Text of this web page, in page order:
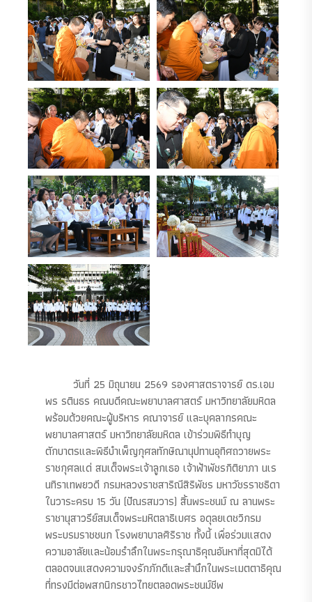
วันที่ 25 มิถุนายน 2569 รองศาสตราจารย์ ดร.เอม
พร รตินธร คณบดีคณะพยาบาลศาสตร์ มหาวิทยาลัยมหิดล
พร้อมด้วยคณะผู้บริหาร คณาจารย์ และบุคลากรคณะ
พยาบาลศาสตร์ มหาวิทยาลัยมหิดล เข้าร่วมพิธีทำบุญ
ตักบาตรและพิธีบำเพ็ญกุศลทักษิณานุปทานอุทิศถวายพระ
ราชกุศลแด่ สมเด็จพระเจ้าลูกเธอ เจ้าฟ้าพัชรกิติยาภา นเร
นทิราเทพยวดี กรมหลวงราชสาริณีสิริพัชร มหาวัชรราชธิดา
ในวาระครบ 15 วัน (ปัณรสมวาร) สิ้นพระชนม์ ณ ลานพระ
ราชานุสาวรีย์สมเด็จพระมหิตลาธิเบศร อดุลยเดชวิกรม
พระบรมราชชนก โรงพยาบาลศิริราช ทั้งนี้ เพื่อร่วมแสดง
ความอาลัยและน้อมรำลึกในพระกรุณาธิคุณอันหาที่สุดมิได้
ตลอดจนแสดงความจงรักภักดีและสำนึกในพระเมตตาธิคุณ
ที่ทรงมีต่อพสกนิกรชาวไทยตลอดพระชนม์ชีพ